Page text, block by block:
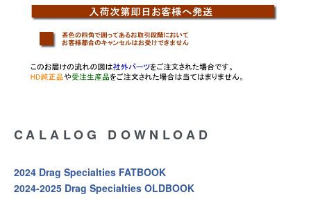
CALALOG DOWNLOAD
2024 Drag Specialties FATBOOK
2024-2025 Drag Specialties OLDBOOK